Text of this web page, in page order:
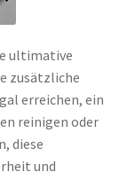
ultimative
zusätzliche
erreichen, ein
reinigen oder
diese
und